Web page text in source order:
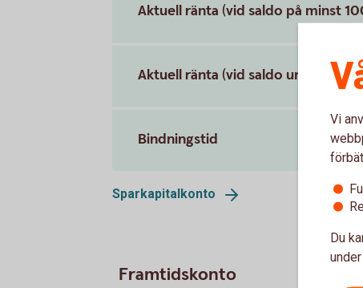
Aktuell ränta (vid saldo på minst
Aktuell ränta (vid saldo under 100
Bindningstid
Sparkapitalkonto
Framtidskonto
Vi
Du